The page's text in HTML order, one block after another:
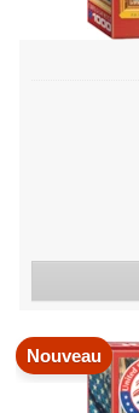
Nouveau